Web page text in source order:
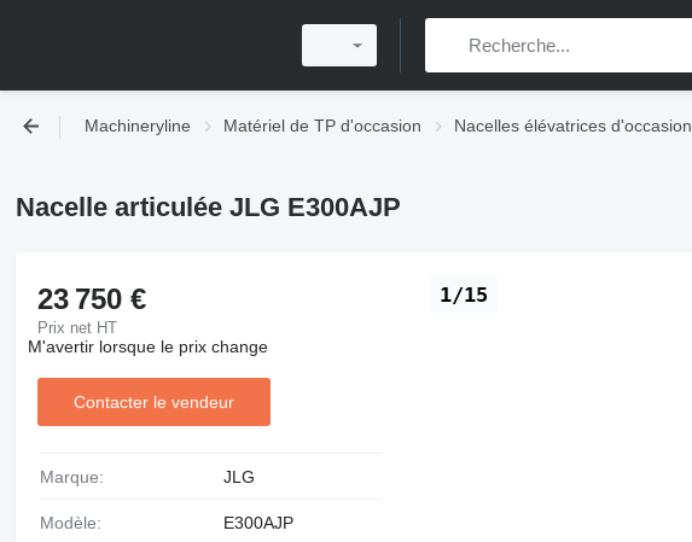
Machineryline Matériel de TP d'occasion Nacelles élévatrices d'occasion
Nacelle articulée JLG E300AJP
1/15
23 750 €
Prix net HT
M'avertir lorsque le prix change
Contacter le vendeur
Marque: JLG
Modèle: E300AJP